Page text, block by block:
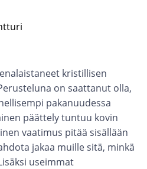
kristillisen
on saattanut olla,
pakanuudessa
päättely tuntuu kovin
vaatimus pitää sisällään
jakaa muille sitä, minkä
useimmat